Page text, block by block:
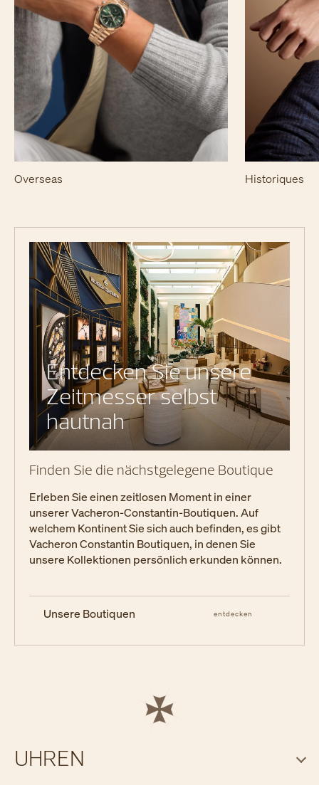
Overseas Historiques
Entdecken Sie unsere
Zeitmesser selbst
hautnah
Finden Sie die nächstgelegene Boutique
Erleben Sie einen zeitlosen Moment in einer
unserer Vacheron-Constantin-Boutiquen. Auf
welchem Kontinent Sie sich auch befinden, es gibt
Vacheron Constantin Boutiquen, in denen Sie
unsere Kollektionen persönlich erkunden können.
Unsere Boutiquen entdecken
UHREN